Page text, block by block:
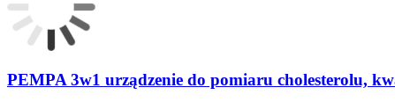
PEMPA 3w1 urządzenie do pomiaru cholesterolu,